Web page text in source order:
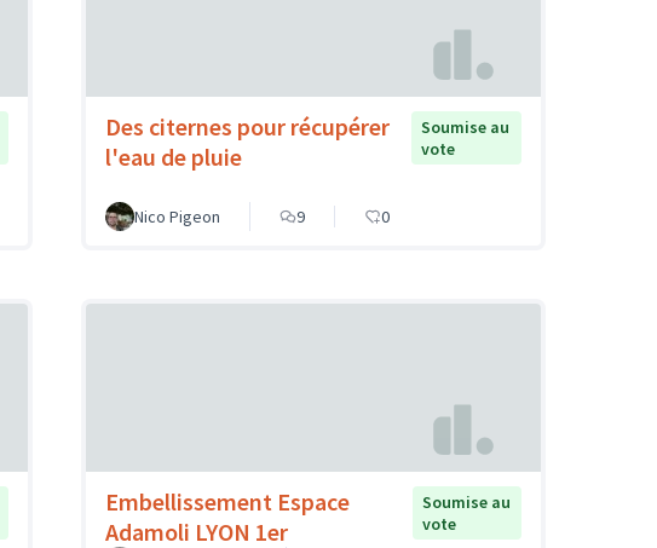
Des citernes pour récupérer
l'eau de pluie
Soumise au
vote
Nico Pigeon 9 0
Embellissement Espace
Adamoli LYON 1er
Soumise au
vote